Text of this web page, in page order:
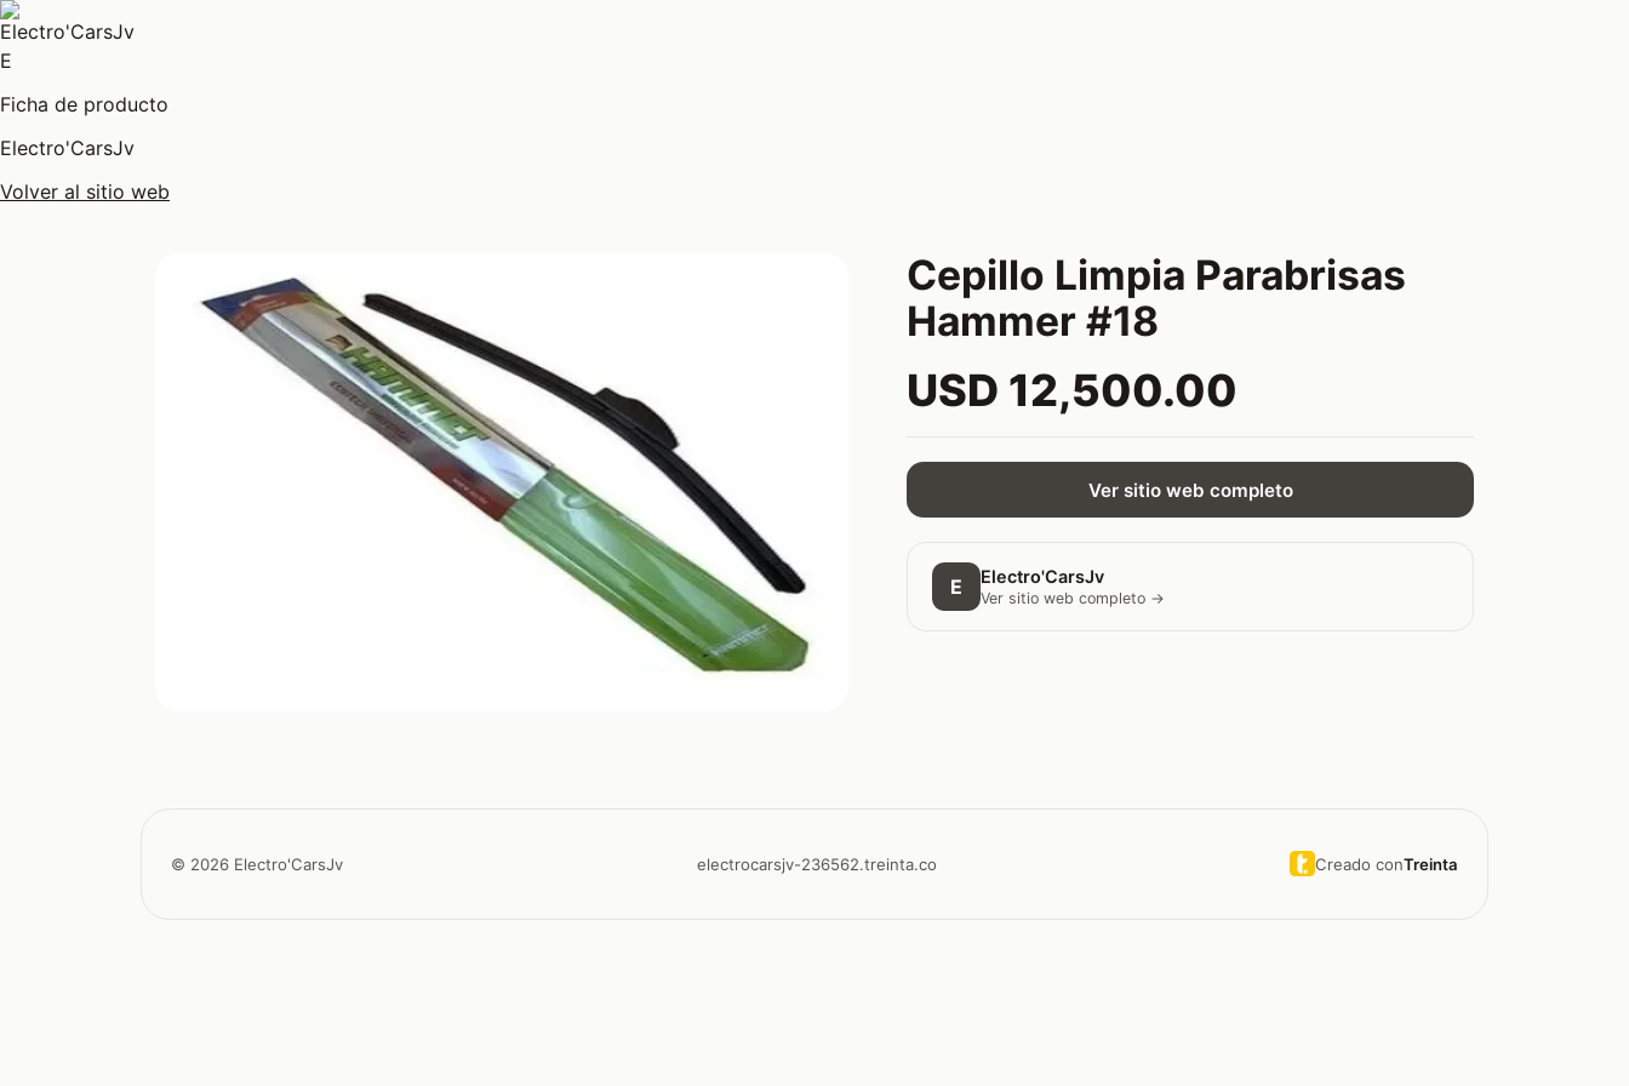
E
Ficha de producto
Electro'CarsJv
Volver al sitio web
Cepillo Limpia Parabrisas
Hammer #18
USD 12,500.00
Ver sitio web completo
E Electro'CarsJv
Ver sitio web completo →
© 2026 Electro'CarsJv electrocarsjv-236562.treinta.co Creado conTreinta